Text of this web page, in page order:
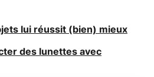
lui réussit (bien) mieux
des lunettes avec